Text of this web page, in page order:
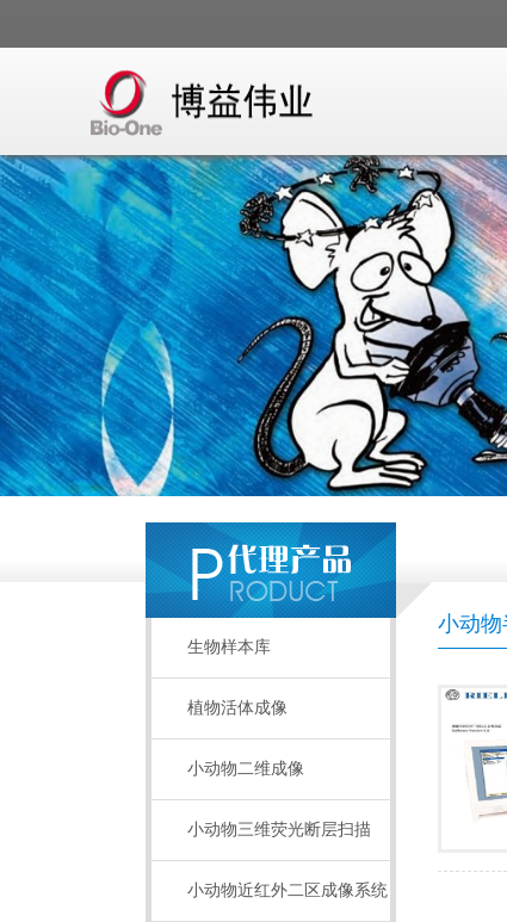
生物样本库
植物活体成像
小动物二维成像
小动物三维荧光断层扫描
小动物近红外二区成像系统
小动物